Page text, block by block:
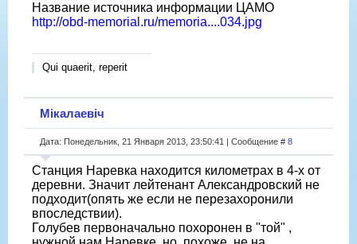
Название источника информации ЦАМО
http://obd-memorial.ru/memoria....034.jpg
Qui quaerit, reperit
Мікалаевіч
Дата: Понедельник, 21 Января 2013, 23:50:41 | Сообщение # 8
Cтанция Наревка находится километрах в 4-х от
деревни. Значит лейтенант Александровский не
подходит(опять же если не перезахоронили
впоследствии).
Голубев первоначально похоронен в "той" ,